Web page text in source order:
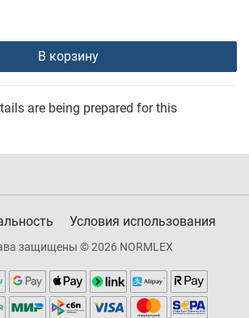
В корзину
are being prepared for this
Условия использования
защищены © 2026 NORMLEX